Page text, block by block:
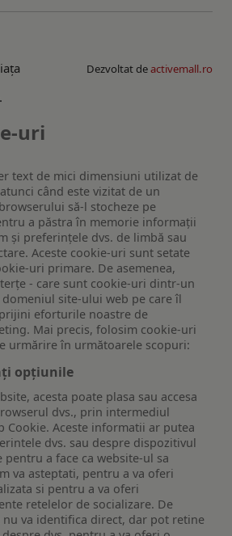
Dezvoltat deactivemall.ro
uri
text de mici dimensiuni utilizat de
când este vizitat de un
să-l stocheze pe
a păstra în memorie informații
și preferințele dvs. de limbă sau
Aceste cookie-uri sunt setate
uri primare. De asemenea,
- care sunt cookie-uri dintr-un
site-ului web pe care îl
eforturile noastre de
Mai precis, folosim cookie-uri
urmărire în următoarele scopuri:
opțiunile
acesta poate plasa sau accesa
dvs., prin intermediul
Cookie. Aceste informatii ar putea
dvs. sau despre dispozitivul
a face ca website-ul sa
va asteptati, pentru a va oferi
si pentru a va oferi
retelelor de socializare. De
va identifica direct, dar pot retine